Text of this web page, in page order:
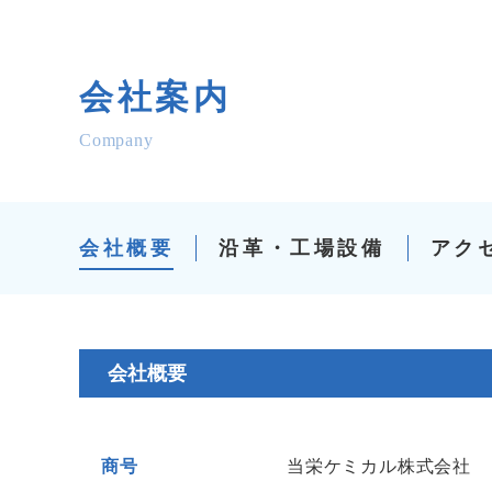
会社案内
Company
会社概要 沿革・工場設備 アク
会社概要
商号 当栄ケミカル株式会社